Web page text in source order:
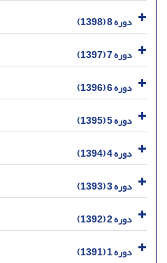
دوره 8 (1398)
دوره 7 (1397)
دوره 6 (1396)
دوره 5 (1395)
دوره 4 (1394)
دوره 3 (1393)
دوره 2 (1392)
دوره 1 (1391)